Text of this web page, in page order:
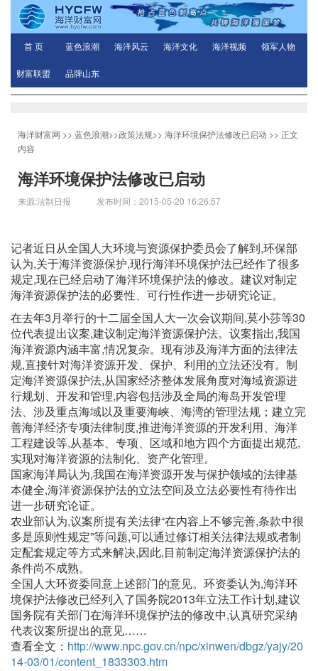
首 页 蓝色浪潮 海洋风云 海洋文化 海洋视频 领军人物
财富联盟 品牌山东
海洋财富网 >> 蓝色浪潮>>政策法规>> 海洋环境保护法修改已启动 >> 正文
内容
海洋环境保护法修改已启动
来源:法制日报 发布时间：2015-05-20 16:26:57
记者近日从全国人大环境与资源保护委员会了解到,环保部
认为,关于海洋资源保护,现行海洋环境保护法已经作了很多
规定,现在已经启动了海洋环境保护法的修改。建议对制定
海洋资源保护法的必要性、可行性作进一步研究论证。
在去年3月举行的十二届全国人大一次会议期间,莫小莎等30
位代表提出议案,建议制定海洋资源保护法。议案指出,我国
海洋资源内涵丰富,情况复杂。现有涉及海洋方面的法律法
规,直接针对海洋资源开发、保护、利用的立法还没有。制
定海洋资源保护法,从国家经济整体发展角度对海域资源进
行规划、开发和管理,内容包括涉及全局的海岛开发管理
法、涉及重点海域以及重要海峡、海湾的管理法规；建立完
善海洋经济专项法律制度,推进海洋资源的开发利用、海洋
工程建设等,从基本、专项、区域和地方四个方面提出规范,
实现对海洋资源的法制化、资产化管理。
国家海洋局认为,我国在海洋资源开发与保护领域的法律基
本健全,海洋资源保护法的立法空间及立法必要性有待作出
进一步研究论证。
农业部认为,议案所提有关法律“在内容上不够完善,条款中很
多是原则性规定”等问题,可以通过修订相关法律法规或者制
定配套规定等方式来解决,因此,目前制定海洋资源保护法的
条件尚不成熟。
全国人大环资委同意上述部门的意见。环资委认为,海洋环
境保护法修改已经列入了国务院2013年立法工作计划,建议
国务院有关部门在海洋环境保护法的修改中,认真研究采纳
代表议案所提出的意见……
查看全文： http://www.npc.gov.cn/npc/xinwen/dbgz/yajy/20
14-03/01/content_1833303.htm